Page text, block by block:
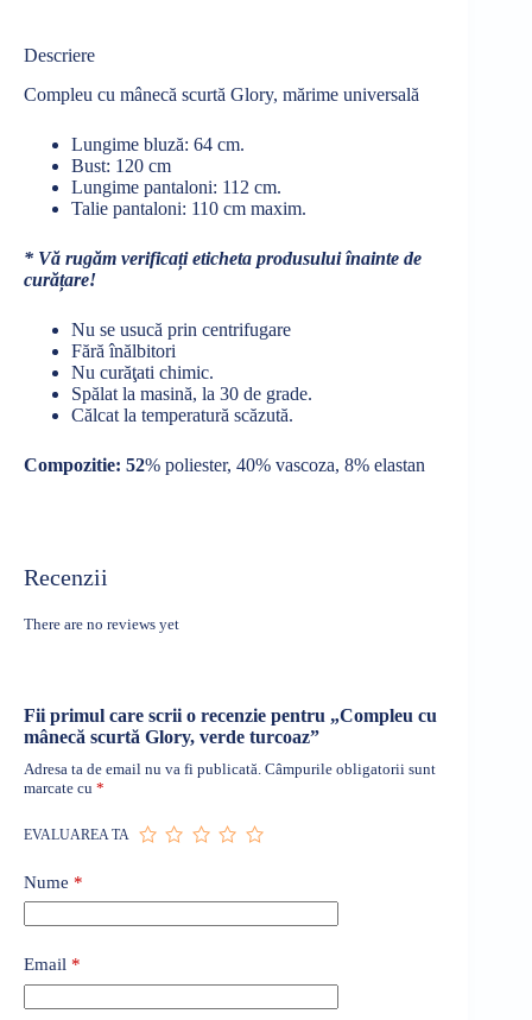
Descriere
Compleu cu mânecă scurtă Glory, mărime universală
Lungime bluză: 64 cm.
Bust: 120 cm
Lungime pantaloni: 112 cm.
Talie pantaloni: 110 cm maxim.
* Vă rugăm verificați eticheta produsului înainte de
curățare!
Nu se usucă prin centrifugare
Fără înălbitori
Nu curăţati chimic.
Spălat la masină, la 30 de grade.
Călcat la temperatură scăzută.
Compozitie: 52% poliester, 40% vascoza, 8% elastan
Recenzii
There are no reviews yet
Fii primul care scrii o recenzie pentru „Compleu cu
mânecă scurtă Glory, verde turcoaz”
Adresa ta de email nu va fi publicată. Câmpurile obligatorii sunt
marcate cu *
EVALUAREA TA
Nume *
Email *